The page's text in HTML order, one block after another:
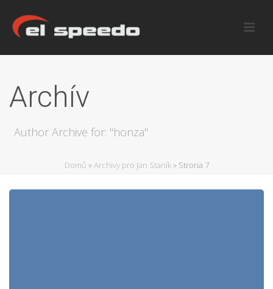
Archív
Author Archive for: "honza"
Domů »Archivy pro Jan Staník» Strona 7